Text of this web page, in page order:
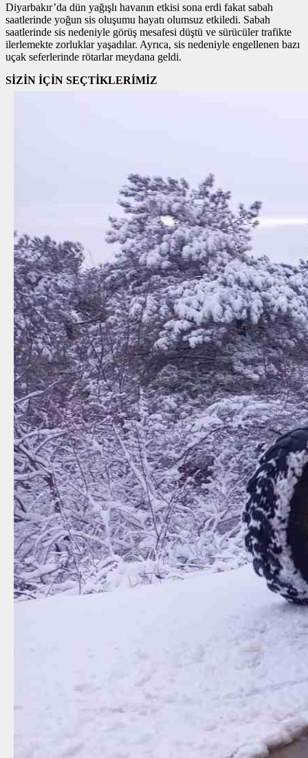
Diyarbakır’da dün yağışlı havanın etkisi sona erdi fakat sabah
saatlerinde yoğun sis oluşumu hayatı olumsuz etkiledi. Sabah
saatlerinde sis nedeniyle görüş mesafesi düştü ve sürücüler trafikte
ilerlemekte zorluklar yaşadılar. Ayrıca, sis nedeniyle engellenen bazı
uçak seferlerinde rötarlar meydana geldi.
SİZİN İÇİN SEÇTİKLERİMİZ